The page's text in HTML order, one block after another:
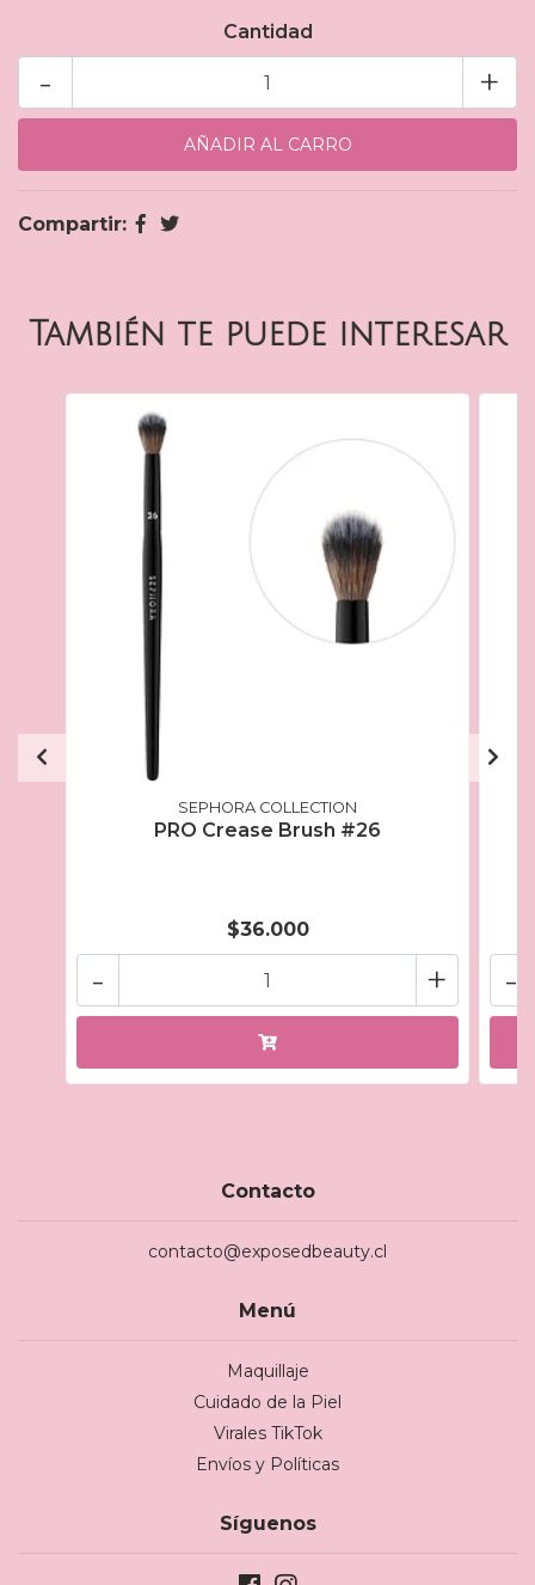
Cantidad
+
-
Compartir:
También te puede interesar
SEPHORA COLLECTION
PRO Crease Brush #26
$36.000
+
- -
Contacto
contacto@exposedbeauty.cl
Menú
Maquillaje
Cuidado de la Piel
Virales TikTok
Envíos y Políticas
Síguenos